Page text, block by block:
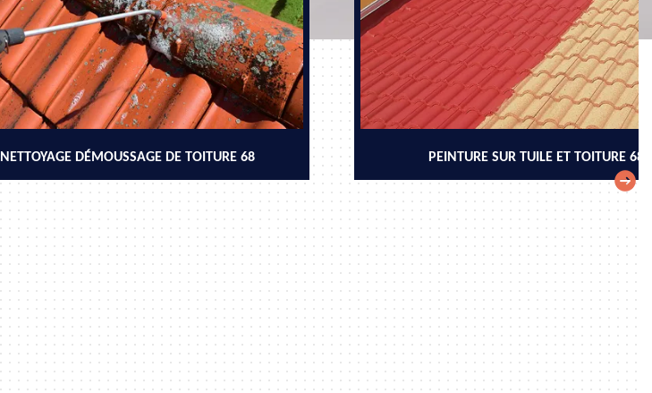
NETTOYAGE DÉMOUSSAGE DE TOITURE 68 PEINTURE SUR TUILE ET TOITURE 68